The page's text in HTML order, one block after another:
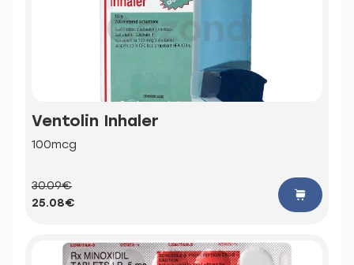
Ventolin Inhaler
100mcg
30.09€
25.08€